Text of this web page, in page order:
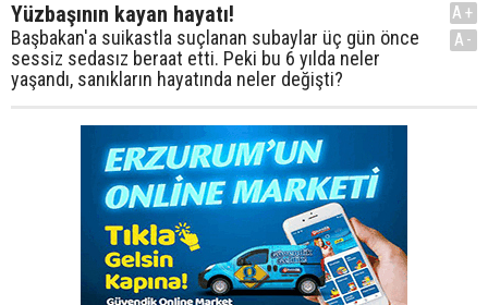
Yüzbaşının kayan hayatı!
Başbakan'a suikastla suçlanan subaylar üç gün önce
sessiz sedasız beraat etti. Peki bu 6 yılda neler
yaşandı, sanıkların hayatında neler değişti?
A+
A-